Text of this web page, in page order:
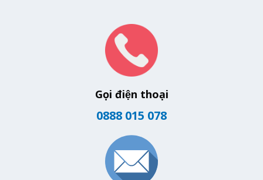
Gọi điện thoại
0888 015 078